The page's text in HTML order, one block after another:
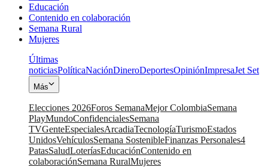
Educación
Contenido en colaboración
Semana Rural
Mujeres
Últimas
noticiasPolíticaNaciónDineroDeportesOpiniónImpresaJet Set
Más
Elecciones 2026Foros SemanaMejor ColombiaSemana
PlayMundoConfidencialesSemana
TVGenteEspecialesArcadiaTecnologíaTurismoEstados
UnidosVehículosSemana SostenibleFinanzas Personales4
PatasSaludLoteríasEducaciónContenido en
colaboraciónSemana RuralMujeres